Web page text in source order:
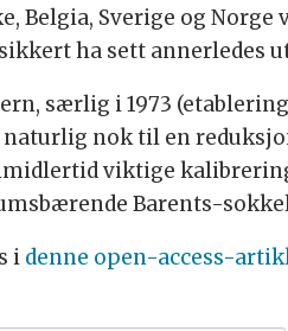
Belgia, Sverige og
ha sett annerledes
særlig i 1973
nok til en
viktige
Barents-
i denne open-access-